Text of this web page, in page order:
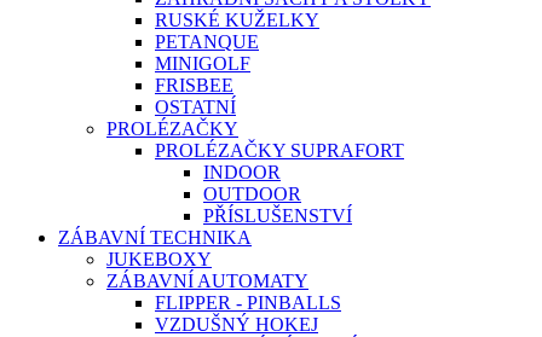
RUSKÉ KUŽELKY
PETANQUE
MINIGOLF
FRISBEE
OSTATNÍ
PROLÉZAČKY
PROLÉZAČKY SUPRAFORT
INDOOR
OUTDOOR
PŘÍSLUŠENSTVÍ
ZÁBAVNÍ TECHNIKA
JUKEBOXY
ZÁBAVNÍ AUTOMATY
FLIPPER - PINBALLS
VZDUŠNÝ HOKEJ